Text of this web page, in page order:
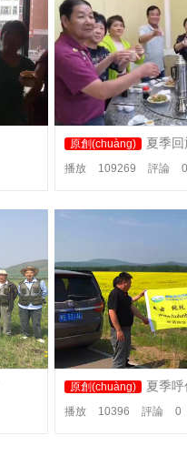
原創(chuàng) 夏季
播放 109269 評論 0
原創(chuàng) 夏季
播放 10396 評論 0